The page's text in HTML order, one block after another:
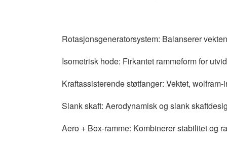
Rotasjonsgeneratorsystem: Balanserer
Isometrisk hode: Firkantet rammeform for
Kraftassisterende støtfanger: Vektet,
Slank skaft: Aerodynamisk og slank
Aero + Box-ramme: Kombinerer stabilitet og